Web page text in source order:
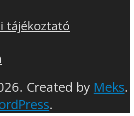
tájékoztató
Created by Meks.
.